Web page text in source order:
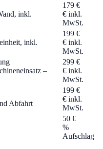
inkl.
179 €
€ inkl.
MwSt.
inkl.
199 €
€ inkl.
MwSt.
–
299 €
€ inkl.
MwSt.
Abfahrt
199 €
€ inkl.
MwSt.
50 €
%
Aufschlag